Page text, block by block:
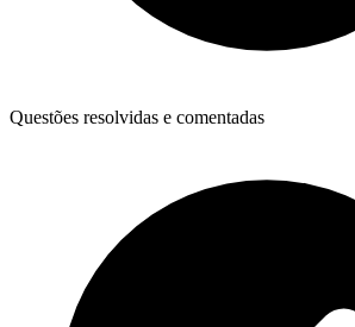
Questões resolvidas e comentadas